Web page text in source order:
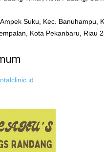
Suku, Kec. Banuhampu,
Kota Pekanbaru, Riau